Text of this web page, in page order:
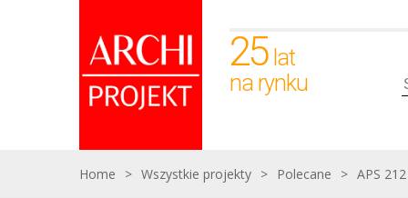
25 lat
na rynku
Home > Wszystkie projekty > Polecane > APS